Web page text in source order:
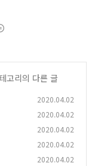
고리의 다른 글
2020.04.02
2020.04.02
2020.04.02
2020.04.02
2020.04.02